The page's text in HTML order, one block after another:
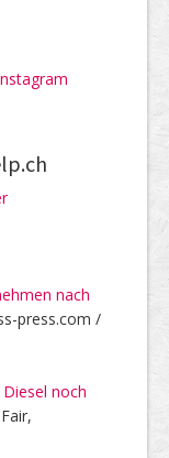
nach
press.com /
noch